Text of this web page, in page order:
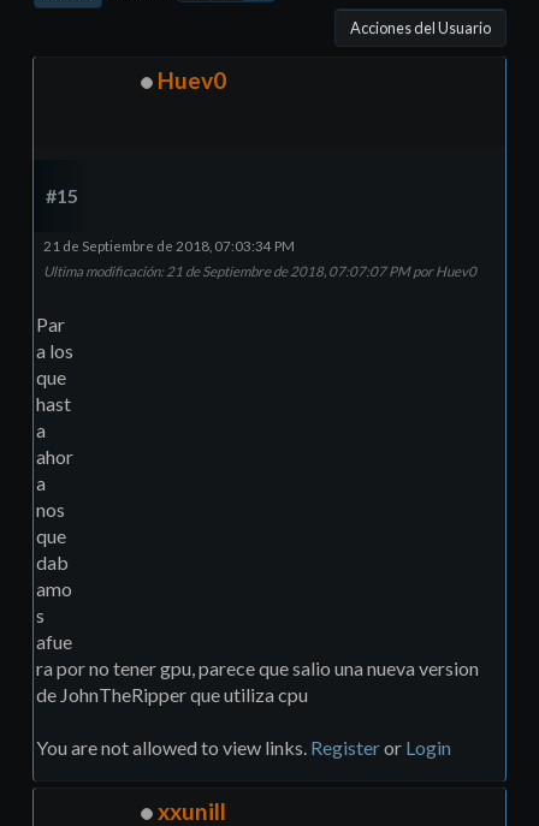
Acciones del Usuario
Huev0
#15
21 de Septiembre de 2018, 07:03:34 PM
Ultima modificación: 21 de Septiembre de 2018, 07:07:07 PM por Huev0
Par
a los
que
hast
a
ahor
a
nos
que
dab
amo
s
afue
ra por no tener gpu, parece que salio una nueva version
de JohnTheRipper que utiliza cpu
You are not allowed to view links. Registeror Login
xxunill